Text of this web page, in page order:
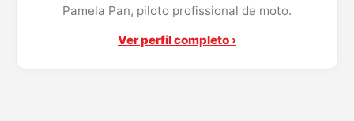
Pamela Pan, piloto profissional de moto.
Ver perfil completo ›